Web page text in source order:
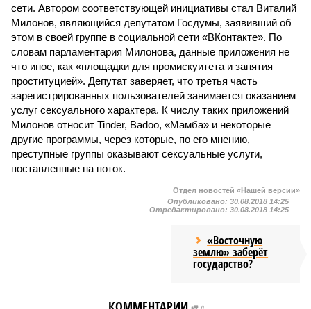
сети. Автором соответствующей инициативы стал Виталий
Милонов, являющийся депутатом Госдумы, заявивший об
этом в своей группе в социальной сети «ВКонтакте». По
словам парламентария Милонова, данные приложения не
что иное, как «площадки для промискуитета и занятия
проституцией». Депутат заверяет, что третья часть
зарегистрированных пользователей занимается оказанием
услуг сексуального характера. К числу таких приложений
Милонов относит Tinder, Badoo, «Мамба» и некоторые
другие программы, через которые, по его мнению,
преступные группы оказывают сексуальные услуги,
поставленные на поток.
Отдел новостей «Нашей версии»
Опубликовано: 30.08.2018 14:25
Отредактировано: 30.08.2018 14:25
«Восточную
землю» заберёт
государство?